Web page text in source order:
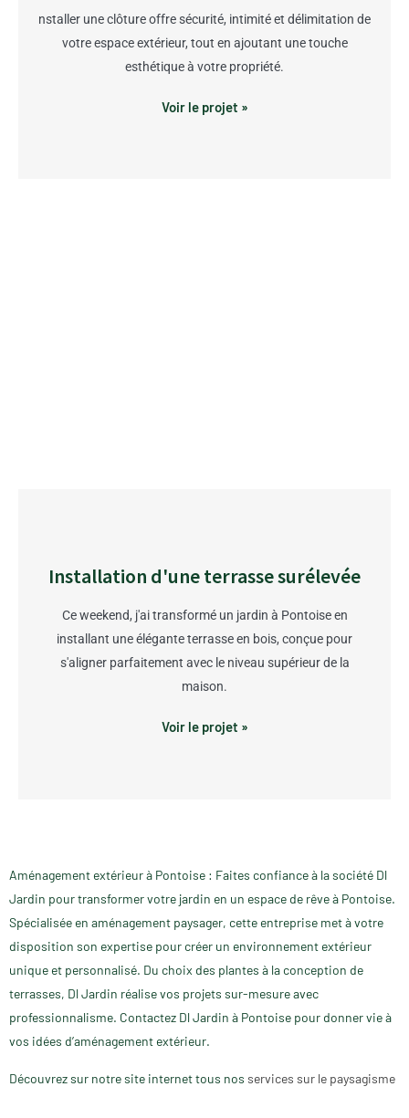
nstaller une clôture offre sécurité, intimité et délimitation de
votre espace extérieur, tout en ajoutant une touche
esthétique à votre propriété.
Voir le projet »
Installation d'une terrasse surélevée
Ce weekend, j'ai transformé un jardin à Pontoise en
installant une élégante terrasse en bois, conçue pour
s'aligner parfaitement avec le niveau supérieur de la
maison.
Voir le projet »
Aménagement extérieur à Pontoise : Faites confiance à la société Dl
Jardin pour transformer votre jardin en un espace de rêve à Pontoise.
Spécialisée en aménagement paysager, cette entreprise met à votre
disposition son expertise pour créer un environnement extérieur
unique et personnalisé. Du choix des plantes à la conception de
terrasses, Dl Jardin réalise vos projets sur-mesure avec
professionnalisme. Contactez Dl Jardin à Pontoise pour donner vie à
vos idées d’aménagement extérieur.
Découvrez sur notre site internet tous nos services sur le paysagisme